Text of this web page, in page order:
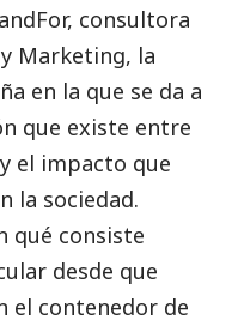
consultora
Marketing, la
en la que se da a
que existe entre
y el impacto que
la sociedad.
qué consiste
desde que
el contenedor de